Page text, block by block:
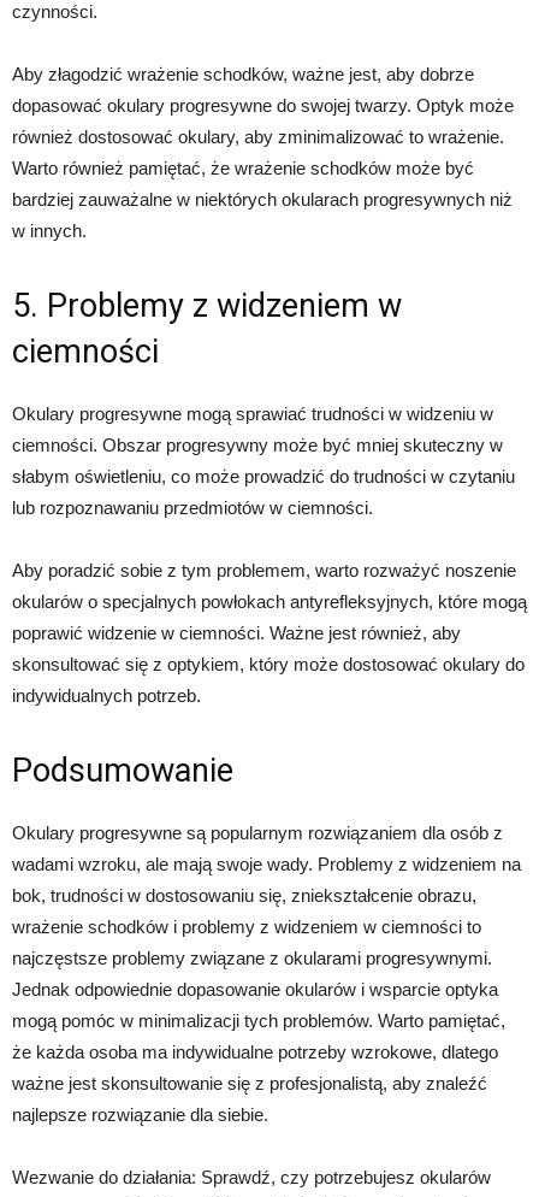
czynności.
Aby złagodzić wrażenie schodków, ważne jest, aby dobrze
dopasować okulary progresywne do swojej twarzy. Optyk może
również dostosować okulary, aby zminimalizować to wrażenie.
Warto również pamiętać, że wrażenie schodków może być
bardziej zauważalne w niektórych okularach progresywnych niż
w innych.
5. Problemy z widzeniem w
ciemności
Okulary progresywne mogą sprawiać trudności w widzeniu w
ciemności. Obszar progresywny może być mniej skuteczny w
słabym oświetleniu, co może prowadzić do trudności w czytaniu
lub rozpoznawaniu przedmiotów w ciemności.
Aby poradzić sobie z tym problemem, warto rozważyć noszenie
okularów o specjalnych powłokach antyrefleksyjnych, które mogą
poprawić widzenie w ciemności. Ważne jest również, aby
skonsultować się z optykiem, który może dostosować okulary do
indywidualnych potrzeb.
Podsumowanie
Okulary progresywne są popularnym rozwiązaniem dla osób z
wadami wzroku, ale mają swoje wady. Problemy z widzeniem na
bok, trudności w dostosowaniu się, zniekształcenie obrazu,
wrażenie schodków i problemy z widzeniem w ciemności to
najczęstsze problemy związane z okularami progresywnymi.
Jednak odpowiednie dopasowanie okularów i wsparcie optyka
mogą pomóc w minimalizacji tych problemów. Warto pamiętać,
że każda osoba ma indywidualne potrzeby wzrokowe, dlatego
ważne jest skonsultowanie się z profesjonalistą, aby znaleźć
najlepsze rozwiązanie dla siebie.
Wezwanie do działania: Sprawdź, czy potrzebujesz okularów